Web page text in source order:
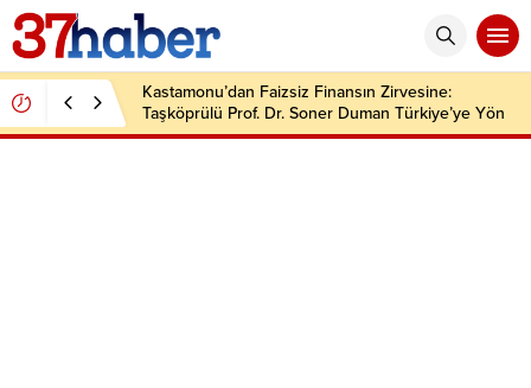
Kastamonu’dan Faizsiz Finansın Zirvesine:
Taşköprülü Prof. Dr. Soner Duman Türkiye’ye Yön
Veriyor